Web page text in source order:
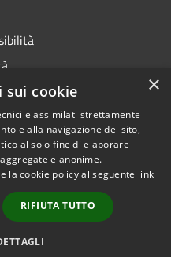
Copyright © 2026 • Comune di
Marsala • Powered by
Municipium•
Accesso
redazione
×
sui cookie
e assimilati strettamente
e alla navigazione del sito,
al solo fine di elaborare
e anonime.
la cookie policy al seguente link
RIFIUTA TUTTO